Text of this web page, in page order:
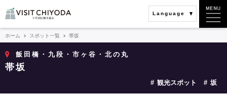
Language
ホーム スポット一覧 帯坂
飯田橋・九段・市ヶ谷・北の丸
帯坂
観光スポット 坂